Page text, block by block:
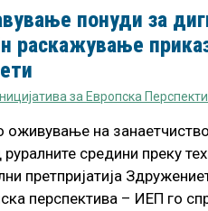
понуди за
раскажување
за Европска
оживување на
средини преку
претпријатија
перспектива – ИЕП го